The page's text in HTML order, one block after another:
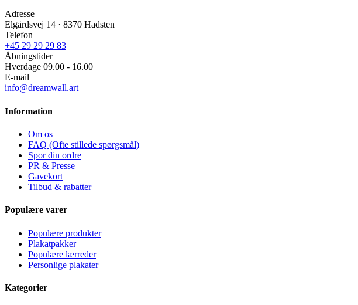
Adresse
Elgårdsvej 14 · 8370 Hadsten
Telefon
+45 29 29 29 83
Åbningstider
Hverdage 09.00 - 16.00
E-mail
info@dreamwall.art
Information
Om os
FAQ (Ofte stillede spørgsmål)
Spor din ordre
PR & Presse
Gavekort
Tilbud & rabatter
Populære varer
Populære produkter
Plakatpakker
Populære lærreder
Personlige plakater
Kategorier